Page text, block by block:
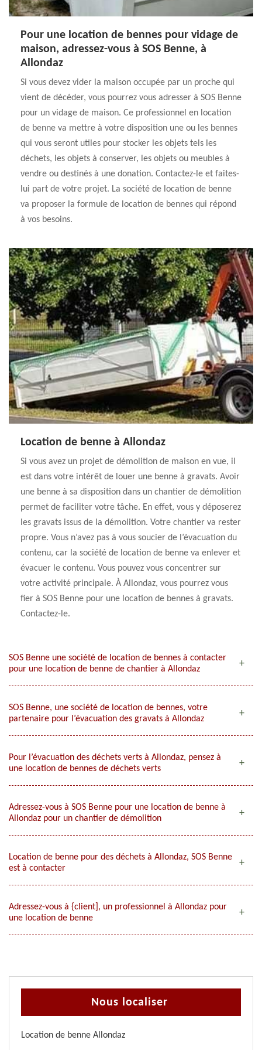
Pour une location de bennes pour vidage de
maison, adressez-vous à SOS Benne, à
Allondaz
Si vous devez vider la maison occupée par un proche qui
vient de décéder, vous pourrez vous adresser à SOS Benne
pour un vidage de maison. Ce professionnel en location
de benne va mettre à votre disposition une ou les bennes
qui vous seront utiles pour stocker les objets tels les
déchets, les objets à conserver, les objets ou meubles à
vendre ou destinés à une donation. Contactez-le et faites-
lui part de votre projet. La société de location de benne
va proposer la formule de location de bennes qui répond
à vos besoins.
Location de benne à Allondaz
Si vous avez un projet de démolition de maison en vue, il
est dans votre intérêt de louer une benne à gravats. Avoir
une benne à sa disposition dans un chantier de démolition
permet de faciliter votre tâche. En effet, vous y déposerez
les gravats issus de la démolition. Votre chantier va rester
propre. Vous n’avez pas à vous soucier de l’évacuation du
contenu, car la société de location de benne va enlever et
évacuer le contenu. Vous pouvez vous concentrer sur
votre activité principale. À Allondaz, vous pourrez vous
fier à SOS Benne pour une location de bennes à gravats.
Contactez-le.
SOS Benne une société de location de bennes à contacter
pour une location de benne de chantier à Allondaz
SOS Benne, une société de location de bennes, votre
partenaire pour l’évacuation des gravats à Allondaz
Pour l’évacuation des déchets verts à Allondaz, pensez à
une location de bennes de déchets verts
Adressez-vous à SOS Benne pour une location de benne à
Allondaz pour un chantier de démolition
Location de benne pour des déchets à Allondaz, SOS Benne
est à contacter
Adressez-vous à {client], un professionnel à Allondaz pour
une location de benne
Nous localiser
Location de benne Allondaz